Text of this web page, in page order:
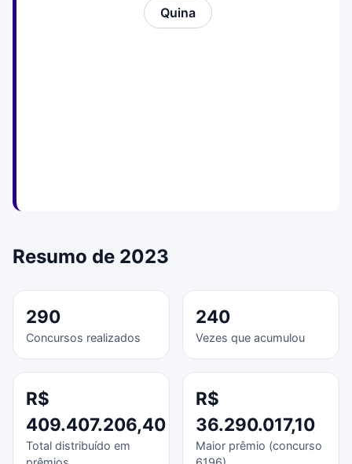
Quina
Resumo de 2023
290
Concursos realizados
240
Vezes que acumulou
R$
409.407.206,40
Total distribuído em
R$
36.290.017,10
Maior prêmio (concurso